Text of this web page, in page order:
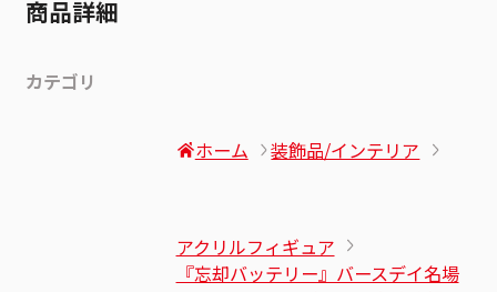
商品詳細
カテゴリ
ホーム 装飾品/インテリア
アクリルフィギュア
『忘却バッテリー』バースデイ名場